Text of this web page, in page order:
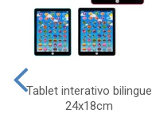
Tablet interativo bilingue
24x18cm